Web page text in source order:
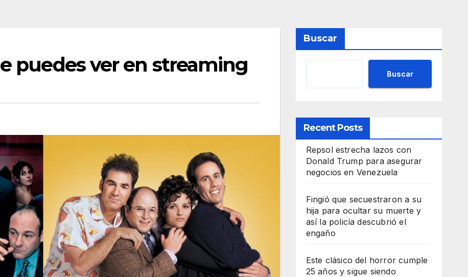
puedes ver en streaming
Buscar
Buscar
Recent Posts
Repsol estrecha lazos con
Donald Trump para asegurar
negocios en Venezuela
Fingió que secuestraron a su
hija para ocultar su muerte y
así la policía descubrió el
engaño
Este clásico del horror cumple
25 años y sigue siendo